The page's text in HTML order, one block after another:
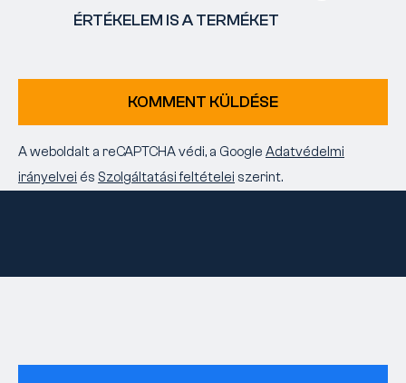
ÉRTÉKELEM IS A TERMÉKET
KOMMENT KÜLDÉSE
A weboldalt a reCAPTCHA védi, a Google Adatvédelmi
irányelvei és Szolgáltatási feltételei szerint.